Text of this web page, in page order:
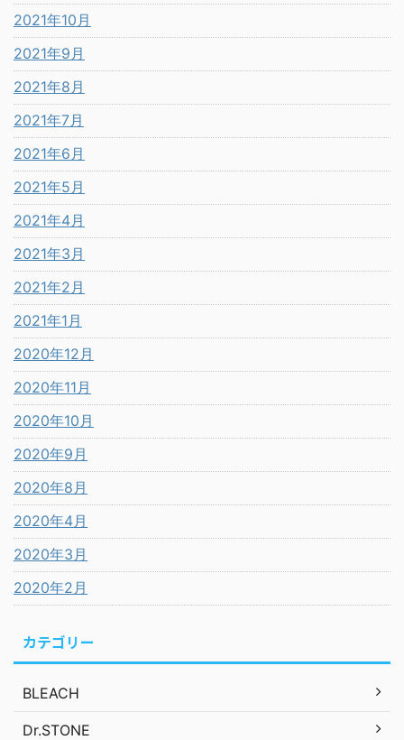
2021年10月
2021年9月
2021年8月
2021年7月
2021年6月
2021年5月
2021年4月
2021年3月
2021年2月
2021年1月
2020年12月
2020年11月
2020年10月
2020年9月
2020年8月
2020年4月
2020年3月
2020年2月
カテゴリー
BLEACH
Dr.STONE